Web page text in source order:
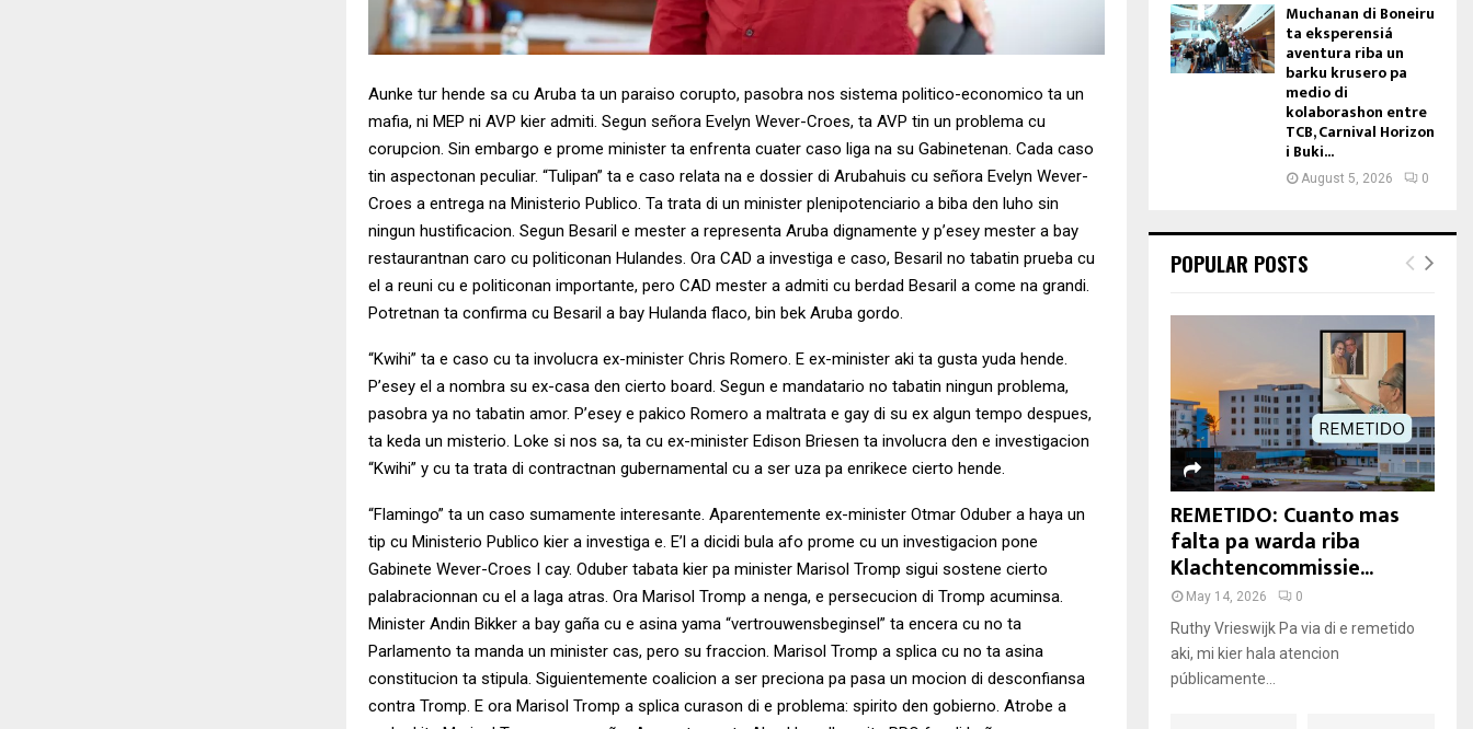
Aunke tur hende sa cu Aruba ta un paraiso corupto, pasobra nos sistema politico-economico ta un
mafia, ni MEP ni AVP kier admiti. Segun señora Evelyn Wever-Croes, ta AVP tin un problema cu
corupcion. Sin embargo e prome minister ta enfrenta cuater caso liga na su Gabinetenan. Cada caso
tin aspectonan peculiar. “Tulipan” ta e caso relata na e dossier di Arubahuis cu señora Evelyn Wever-
Croes a entrega na Ministerio Publico. Ta trata di un minister plenipotenciario a biba den luho sin
ningun hustificacion. Segun Besaril e mester a representa Aruba dignamente y p’esey mester a bay
restaurantnan caro cu politiconan Hulandes. Ora CAD a investiga e caso, Besaril no tabatin prueba cu
el a reuni cu e politiconan importante, pero CAD mester a admiti cu berdad Besaril a come na grandi.
Potretnan ta confirma cu Besaril a bay Hulanda flaco, bin bek Aruba gordo.
“Kwihi” ta e caso cu ta involucra ex-minister Chris Romero. E ex-minister aki ta gusta yuda hende.
P’esey el a nombra su ex-casa den cierto board. Segun e mandatario no tabatin ningun problema,
pasobra ya no tabatin amor. P’esey e pakico Romero a maltrata e gay di su ex algun tempo despues,
ta keda un misterio. Loke si nos sa, ta cu ex-minister Edison Briesen ta involucra den e investigacion
“Kwihi” y cu ta trata di contractnan gubernamental cu a ser uza pa enrikece cierto hende.
“Flamingo” ta un caso sumamente interesante. Aparentemente ex-minister Otmar Oduber a haya un
tip cu Ministerio Publico kier a investiga e. E’l a dicidi bula afo prome cu un investigacion pone
Gabinete Wever-Croes I cay. Oduber tabata kier pa minister Marisol Tromp sigui sostene cierto
palabracionnan cu el a laga atras. Ora Marisol Tromp a nenga, e persecucion di Tromp acuminsa.
Minister Andin Bikker a bay gaña cu e asina yama “vertrouwensbeginsel” ta encera cu no ta
Parlamento ta manda un minister cas, pero su fraccion. Marisol Tromp a splica cu no ta asina
constitucion ta stipula. Siguientemente coalicion a ser preciona pa pasa un mocion di desconfiansa
contra Tromp. E ora Marisol Tromp a splica curason di e problema: spirito den gobierno. Atrobe a
Muchanan di Boneiru
ta eksperensiá
aventura riba un
barku krusero pa
medio di
kolaborashon entre
TCB, Carnival Horizon
i Buki...
August 5, 2026 0
POPULAR POSTS
REMETIDO: Cuanto mas
falta pa warda riba
Klachtencommissie...
May 14, 2026 0
Ruthy Vrieswijk Pa via di e remetido
aki, mi kier hala atencion
públicamente...